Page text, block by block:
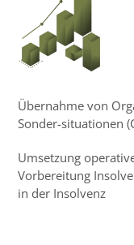
Übernahme von
Sonder-situationen
Umsetzung
Vorbereitung
in der Insolvenz